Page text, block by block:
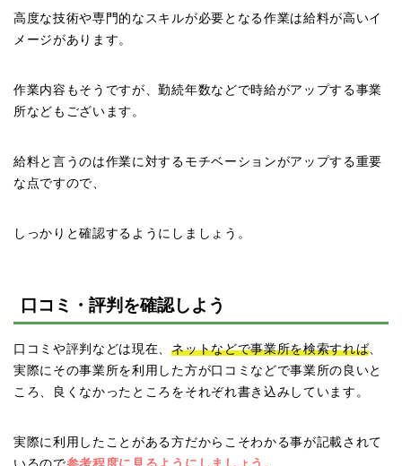
高度な技術や専門的なスキルが必要となる作業は給料が高いイ
メージがあります。
作業内容もそうですが、勤続年数などで時給がアップする事業
所などもございます。
給料と言うのは作業に対するモチベーションがアップする重要
な点ですので、
しっかりと確認するようにしましょう。
口コミ・評判を確認しよう
口コミや評判などは現在、ネットなどで事業所を検索すれば、
実際にその事業所を利用した方が口コミなどで事業所の良いと
ころ、良くなかったところをそれぞれ書き込みしています。
実際に利用したことがある方だからこそわかる事が記載されて